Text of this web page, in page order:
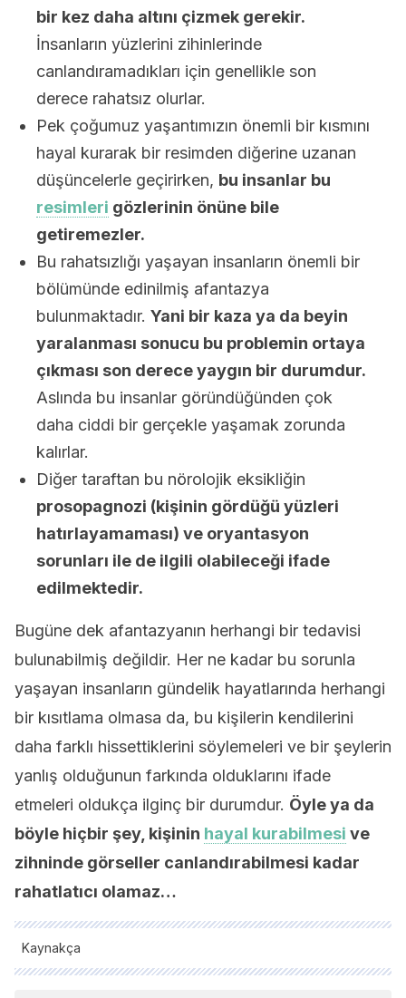
bir kez daha altını çizmek gerekir.
İnsanların yüzlerini zihinlerinde
canlandıramadıkları için genellikle son
derece rahatsız olurlar.
Pek çoğumuz yaşantımızın önemli bir kısmını
hayal kurarak bir resimden diğerine uzanan
düşüncelerle geçirirken, bu insanlar bu
resimleri gözlerinin önüne bile
getiremezler.
Bu rahatsızlığı yaşayan insanların önemli bir
bölümünde edinilmiş afantazya
bulunmaktadır. Yani bir kaza ya da beyin
yaralanması sonucu bu problemin ortaya
çıkması son derece yaygın bir durumdur.
Aslında bu insanlar göründüğünden çok
daha ciddi bir gerçekle yaşamak zorunda
kalırlar.
Diğer taraftan bu nörolojik eksikliğin
prosopagnozi (kişinin gördüğü yüzleri
hatırlayamaması) ve oryantasyon
sorunları ile de ilgili olabileceği ifade
edilmektedir.
Bugüne dek afantazyanın herhangi bir tedavisi
bulunabilmiş değildir. Her ne kadar bu sorunla
yaşayan insanların gündelik hayatlarında herhangi
bir kısıtlama olmasa da, bu kişilerin kendilerini
daha farklı hissettiklerini söylemeleri ve bir şeylerin
yanlış olduğunun farkında olduklarını ifade
etmeleri oldukça ilginç bir durumdur. Öyle ya da
böyle hiçbir şey, kişinin hayal kurabilmesi ve
zihninde görseller canlandırabilmesi kadar
rahatlatıcı olamaz…
Kaynakça
Tüm alıntı yapılan kaynaklar, kalitelerini, güvenilirliklerini,